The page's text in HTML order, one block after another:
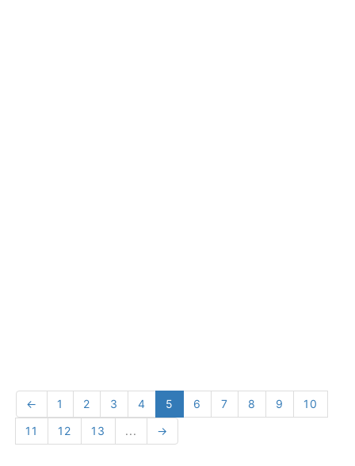
← 1 2 3 4 5 6 7 8 9
10
11
12 13 ... →